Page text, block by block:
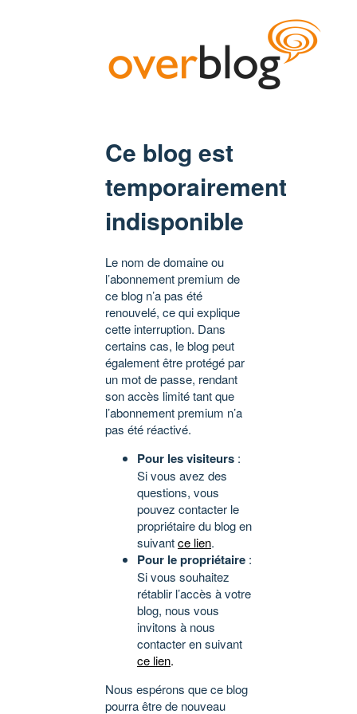
Ce blog est
temporairement
indisponible
Le nom de domaine ou
l’abonnement premium de
ce blog n’a pas été
renouvelé, ce qui explique
cette interruption. Dans
certains cas, le blog peut
également être protégé par
un mot de passe, rendant
son accès limité tant que
l’abonnement premium n’a
pas été réactivé.
Pour les visiteurs :
Si vous avez des
questions, vous
pouvez contacter le
propriétaire du blog en
suivantce lien.
Pour le propriétaire :
Si vous souhaitez
rétablir l’accès à votre
blog, nous vous
invitons à nous
contacter en suivant
ce lien.
Nous espérons que ce blog
pourra être de nouveau